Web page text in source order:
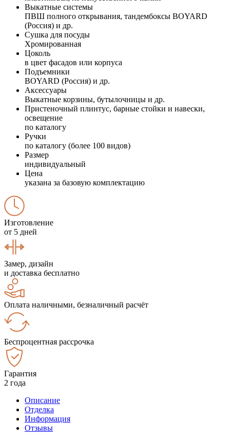
Выкатные системы
ПВШ полного открывания, тандембоксы BOYARD
(Россия) и др.
Сушка для посуды
Хромированная
Цоколь
в цвет фасадов или корпуса
Подъемники
BOYARD (Россия) и др.
Аксессуары
Выкатные корзины, бутылочницы и др.
Пристеночный плинтус, барные стойки и навески,
освещение
по каталогу
Ручки
по каталогу (более 100 видов)
Размер
индивидуальный
Цена
указана за базовую комплектацию
Изготовление
от 5 дней
Замер, дизайн
и доставка бесплатно
Оплата наличными, безналичный расчёт
Беспроцентная рассрочка
Гарантия
2 года
Описание
Отделка
Информация
Отзывы